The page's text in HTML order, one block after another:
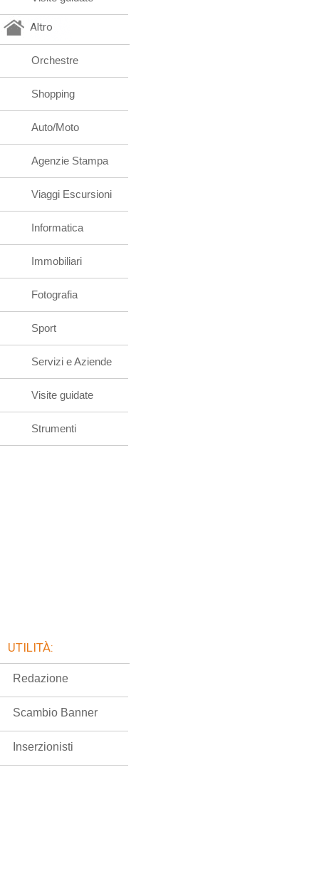
Altro
Orchestre
Shopping
Auto/Moto
Agenzie Stampa
Viaggi Escursioni
Informatica
Immobiliari
Fotografia
Sport
Servizi e Aziende
Visite guidate
Strumenti
UTILITÀ:
Redazione
Scambio Banner
Inserzionisti